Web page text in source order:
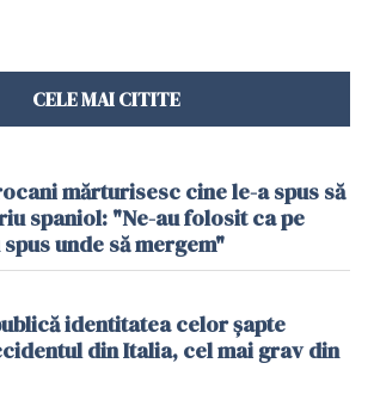
CELE MAI CITITE
mărturisesc cine le-a spus să
spaniol: "Ne-au folosit ca pe
unde să mergem"
identitatea celor șapte
din Italia, cel mai grav din